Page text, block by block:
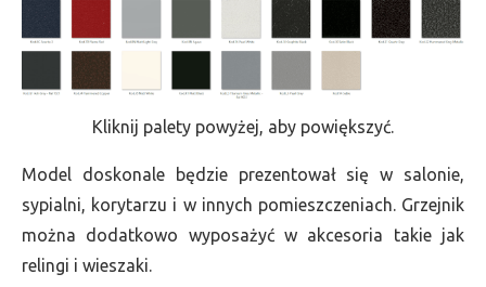
Kliknij palety powyżej, aby powiększyć.
Model doskonale będzie prezentował się w salonie,
sypialni, korytarzu i w innych pomieszczeniach. Grzejnik
można dodatkowo wyposażyć w akcesoria takie jak
relingi i wieszaki.